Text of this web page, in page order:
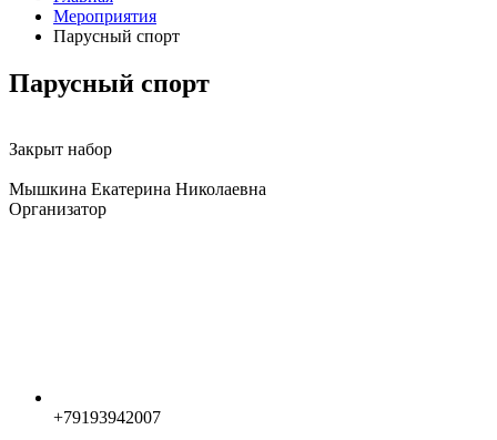
Мероприятия
Парусный спорт
Парусный спорт
Закрыт набор
Мышкина Екатерина Николаевна
Организатор
+79193942007